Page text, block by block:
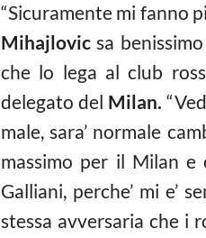
“Sicuramente mi fanno
Mihajlovic sa
che lo lega al club
delegato del Milan.
male, sara’ normale
massimo per il Milan e
Galliani, perche’ mi e’
stessa avversaria che i